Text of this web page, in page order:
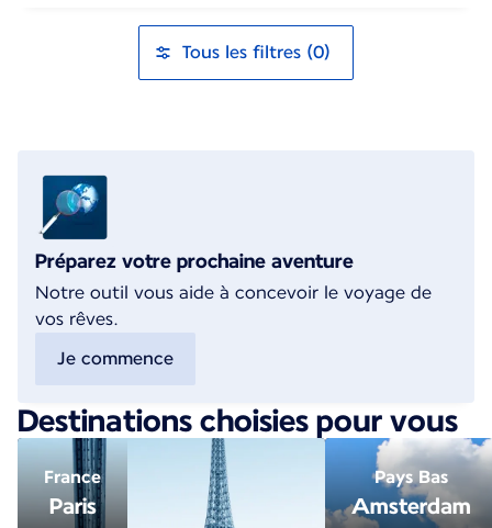
Tous les filtres (0)
Préparez votre prochaine aventure
Notre outil vous aide à concevoir le voyage de
vos rêves.
Je commence
Destinations choisies pour vous
France
Paris
Pays Bas
Amsterdam